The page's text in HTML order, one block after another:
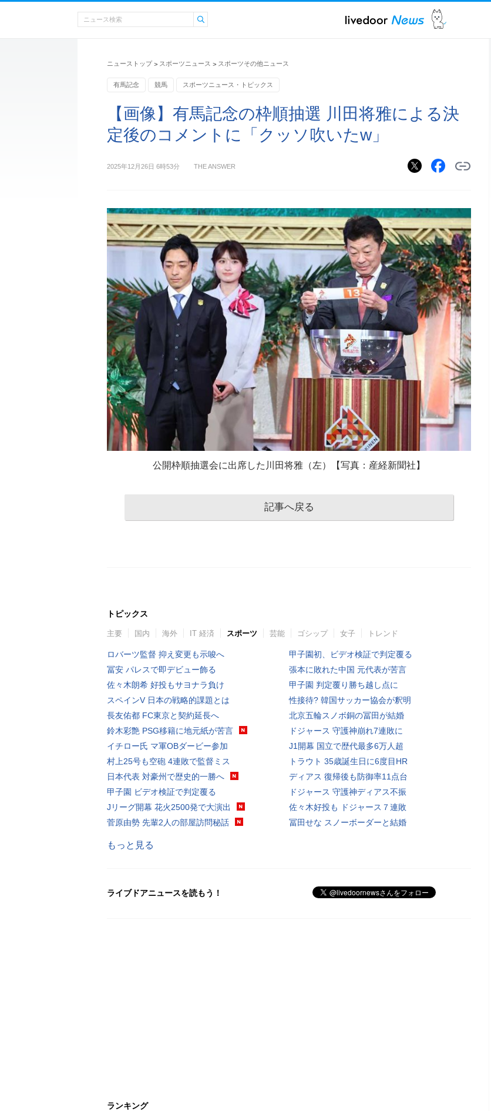
ニューストップ > スポーツニュース > スポーツその他ニュース
有馬記念 競馬 スポーツニュース・トピックス
【画像】有馬記念の枠順抽選 川田将雅による決
定後のコメントに「クッソ吹いたw」
2025年12月26日 6時53分 THE ANSWER
公開枠順抽選会に出席した川田将雅（左）【写真：産経新聞社】
記事へ戻る
トピックス
主要 国内 海外 IT 経済 スポーツ 芸能 ゴシップ 女子 トレンド
ロバーツ監督 抑え変更も示唆へ
冨安 パレスで即デビュー飾る
佐々木朗希 好投もサヨナラ負け
スペインV 日本の戦略的課題とは
長友佑都 FC東京と契約延長へ
鈴木彩艶 PSG移籍に地元紙が苦言
イチロー氏 マ軍OBダービー参加
村上25号も空砲 4連敗で監督ミス
日本代表 対豪州で歴史的一勝へ
甲子園 ビデオ検証で判定覆る
Jリーグ開幕 花火2500発で大演出
菅原由勢 先輩2人の部屋訪問秘話
甲子園初、ビデオ検証で判定覆る
張本に敗れた中国 元代表が苦言
甲子園 判定覆り勝ち越し点に
性接待? 韓国サッカー協会が釈明
北京五輪スノボ銅の冨田が結婚
ドジャース 守護神崩れ7連敗に
J1開幕 国立で歴代最多6万人超
トラウト 35歳誕生日に6度目HR
ディアス 復帰後も防御率11点台
ドジャース 守護神ディアス不振
佐々木好投も ドジャース７連敗
冨田せな スノーボーダーと結婚
もっと見る
ライブドアニュースを読もう！
ランキング